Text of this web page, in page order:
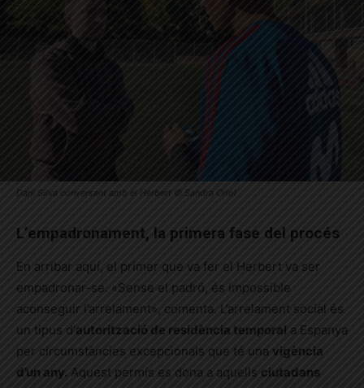
Dani Silva conversant amb el Herbert © Sandra Oriol
L’empadronament, la primera fase del procés
En arribar aquí, el primer que va fer el Herbert va ser
empadronar-se. «Sense el padró, és impossible
aconseguir l’arrelament», comenta. L’arrelament social és
un tipus d’autorització de residència temporal a Espanya
per circumstàncies excepcionals que té una vigència
d’un any. Aquest permís es dona a aquells ciutadans